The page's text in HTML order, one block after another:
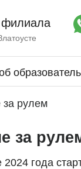
за рулем
за
года